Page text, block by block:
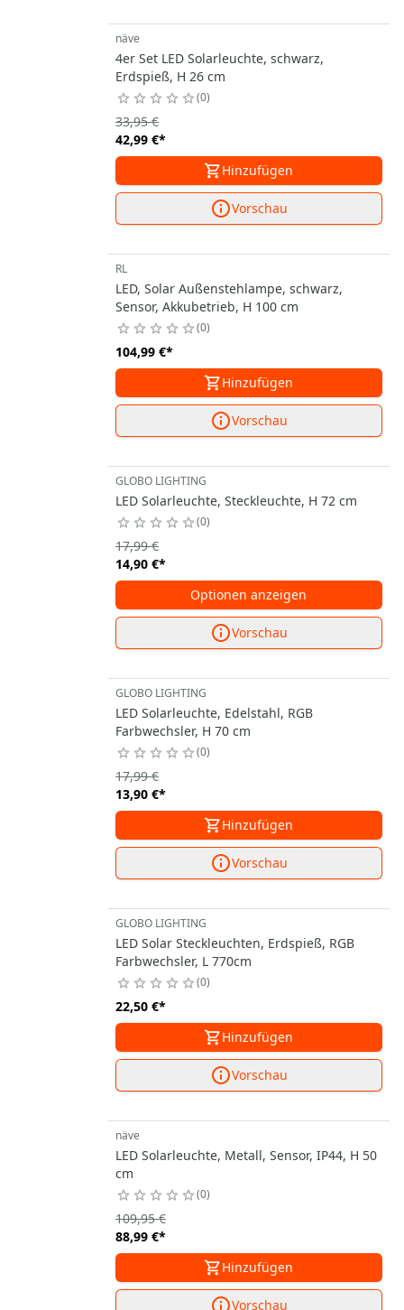
näve
4er Set LED Solarleuchte, schwarz,
Erdspieß, H 26 cm
0
42,99 €*
33,95 €
Hinzufügen
Vorschau
RL
LED, Solar Außenstehlampe, schwarz,
Sensor, Akkubetrieb, H 100 cm
0
104,99 €*
Hinzufügen
Vorschau
GLOBO LIGHTING
LED Solarleuchte, Steckleuchte, H 72 cm
0
14,90 €*
17,99 €
Optionen anzeigen
Vorschau
GLOBO LIGHTING
LED Solarleuchte, Edelstahl, RGB
Farbwechsler, H 70 cm
0
13,90 €*
17,99 €
Hinzufügen
Vorschau
GLOBO LIGHTING
LED Solar Steckleuchten, Erdspieß, RGB
Farbwechsler, L 770cm
0
22,50 €*
Hinzufügen
Vorschau
näve
LED Solarleuchte, Metall, Sensor, IP44, H 50
cm
0
88,99 €*
109,95 €
Hinzufügen
Vorschau